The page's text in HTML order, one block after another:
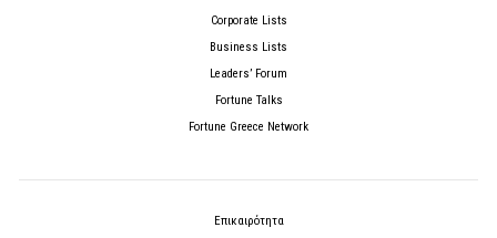
Corporate Lists
Business Lists
Leaders’ Forum
Fortune Talks
Fortune Greece Network
Επικαιρότητα